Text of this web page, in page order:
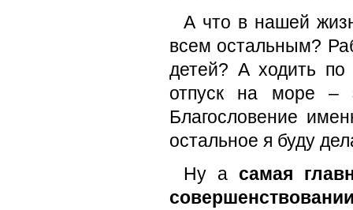
А что в нашей
всем остальным?
детей? А ходить по
отпуск на море –
Благословение
остальное я буду
Ну а самая